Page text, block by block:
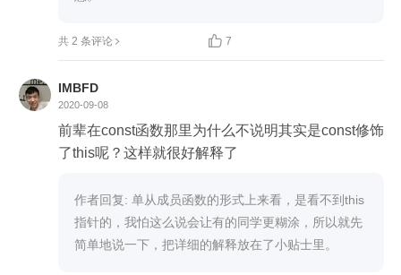
共 2 条评论  7
IMBFD
2020-09-08
前辈在const函数那里为什么不说明其实是const修饰
了this呢？这样就很好解释了
作者回复: 单从成员函数的形式上来看，是看不到this
指针的，我怕这么说会让有的同学更糊涂，所以就先
简单地说一下，把详细的解释放在了小贴士里。